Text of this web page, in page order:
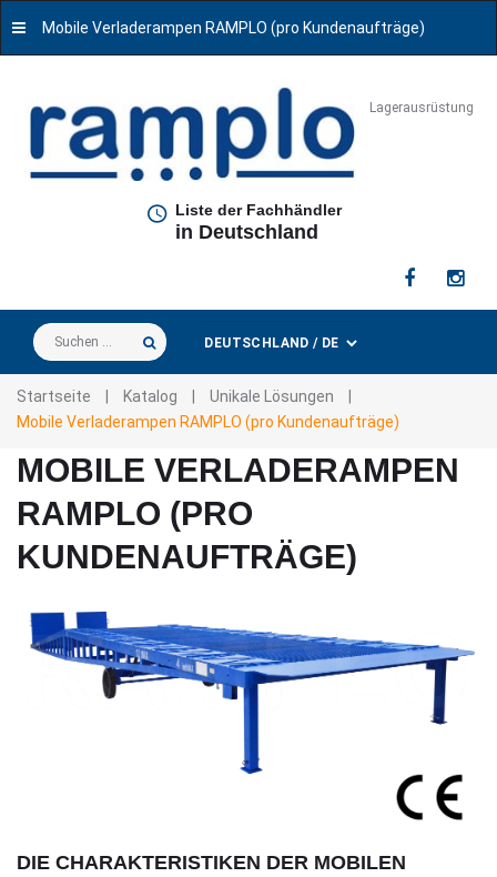
Lagerausrüstung
Liste der Fachhändler
in Deutschland
Mobile Verladerampen RAMPLO (pro Kundenaufträge)
Suchen
...
Startseite Katalog Unikale Lösungen
Mobile Verladerampen RAMPLO (pro Kundenaufträge)
MOBILE VERLADERAMPEN
RAMPLO (PRO
KUNDENAUFTRÄGE)
DIE CHARAKTERISTIKEN DER MOBILEN